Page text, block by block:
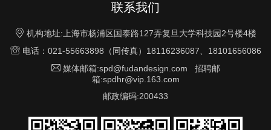
联系我们
 机构地址:上海市杨浦区国泰路127弄复旦大学科技园2号楼4楼
电话：021-55663898（同传真）18116236087、18101656086
 媒体邮箱:spd@fudandesign.com 招聘邮
箱:spdhr@vip.163.com
邮政编码:200433